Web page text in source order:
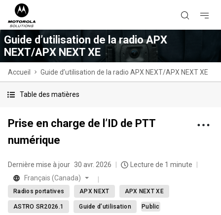
Guide d’utilisation de la radio APX
NEXT/APX NEXT XE
Accueil Guide d’utilisation de la radio APX NEXT/APX NEXT XE
Table des matières
Prise en charge de l’ID de PTT
numérique
Dernière mise à jour 30 avr. 2026
Lecture de 1 minute
Français (Canada)
Radios portatives APX NEXT APX NEXT XE
ASTRO SR2026.1 Guide d’utilisation Public